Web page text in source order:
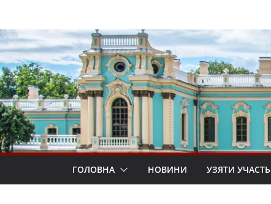
вмісту
ГОЛОВНА НОВИНИ УЗЯТИ УЧАСТЬ